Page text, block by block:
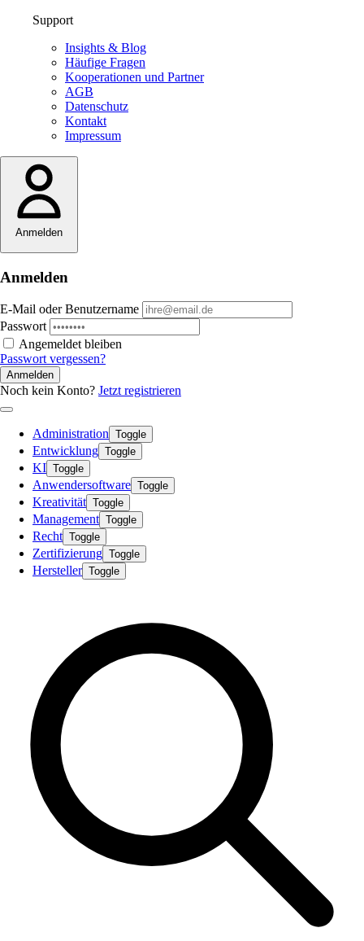
Support
Insights & Blog
Häufige Fragen
Kooperationen und Partner
AGB
Datenschutz
Kontakt
Impressum
Anmelden
Anmelden
E-Mail oder Benutzername
Passwort
Angemeldet bleiben
Passwort vergessen?
Anmelden
Noch kein Konto? Jetzt registrieren
Administration Toggle
Entwicklung Toggle
KI Toggle
Anwendersoftware Toggle
Kreativität Toggle
Management Toggle
Recht Toggle
Zertifizierung Toggle
Hersteller Toggle